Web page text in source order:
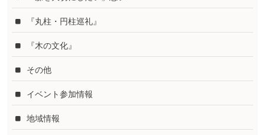
『丸柱・円柱巡礼』
『木の文化』
その他
イベント参加情報
地域情報